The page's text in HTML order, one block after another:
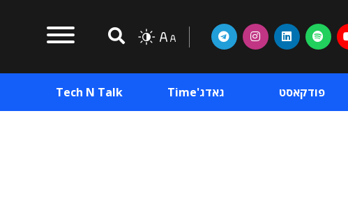
פודקאסט גאדג'Time Tech N Talk